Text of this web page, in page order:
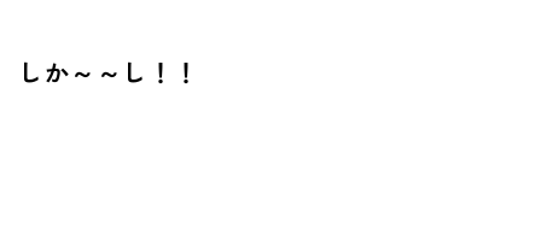
しか～～し！！